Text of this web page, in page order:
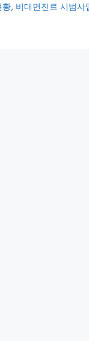
황, 비대면진료 시범사